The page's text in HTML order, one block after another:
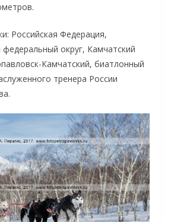
Российская Федерация,
округ, Камчатский
Камчатский, биатлонный
тренера России